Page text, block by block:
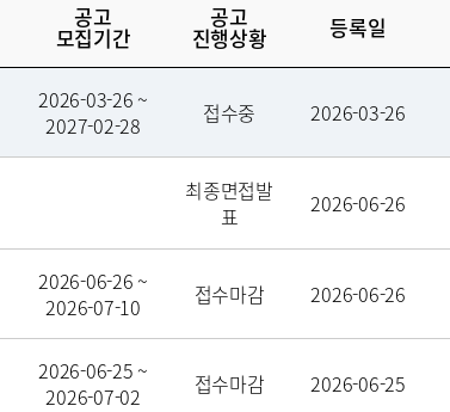
공고
모집기간
공고
진행상황 등록일
2026-03-26 ~
2027-02-28
접수중 2026-03-26
최종면접발
표
2026-06-26
2026-06-26 ~
2026-07-10
접수마감 2026-06-26
2026-06-25 ~
2026-07-02
접수마감 2026-06-25